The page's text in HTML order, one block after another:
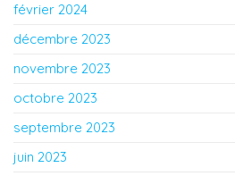
février 2024
décembre 2023
novembre 2023
octobre 2023
septembre 2023
juin 2023